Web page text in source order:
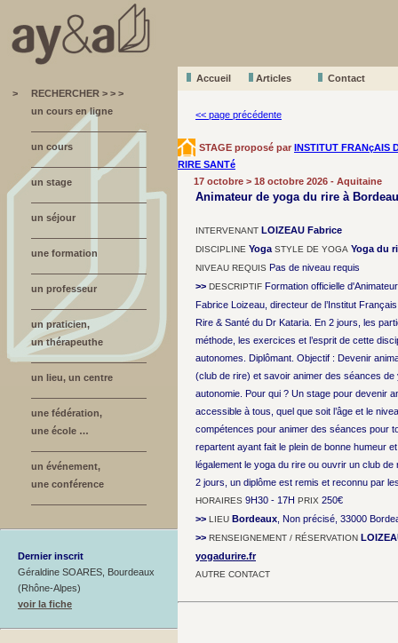
Accueil Articles
Contact
>
RECHERCHER > > >
un cours en ligne
un cours
un stage
un séjour
une formation
un professeur
un praticien,
un thérapeuthe
un lieu, un centre
une fédération,
une école …
un événement,
une conférence
Dernier inscrit
Géraldine SOARES, Bourdeaux
(Rhône-Alpes)
voir la fiche
<< page précédente
STAGE proposé par INSTITUT FRANçAIS
RIRE SANTé
17 octobre > 18 octobre 2026 - Aquitaine
Animateur de yoga du rire à
INTERVENANT LOIZEAU Fabrice
DISCIPLINE Yoga STYLE DE YOGA Yoga du
NIVEAU REQUIS Pas de niveau requis
>> DESCRIPTIF Formation officielle
Fabrice Loizeau, directeur de l’Institut
Rire & Santé du Dr Kataria. En 2 jours, les
méthode, les exercices et l’esprit de cette
autonomes. Diplômant. Objectif : Devenir
(club de rire) et savoir animer des séances de
autonomie. Pour qui ? Un stage pour devenir
accessible à tous, quel que soit l’âge et le
compétences pour animer des séances pour
repartent ayant fait le plein de bonne humeur
légalement le yoga du rire ou ouvrir un club de
2 jours, un diplôme est remis et reconnu par
HORAIRES 9H30 - 17H PRIX 250€
>> LIEU Bordeaux , Non précisé, 33000
>> RENSEIGNEMENT / RÉSERVATION
yogadurire.fr
AUTRE CONTACT